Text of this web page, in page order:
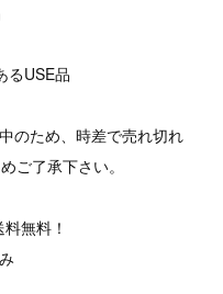
USE品
のため、時差で売れ切れ
ご了承下さい。
無料！